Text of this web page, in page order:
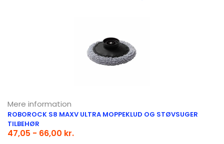
Mere information
ROBOROCK S8 MAXV ULTRA MOPPEKLUD OG STØVSUGER
TILBEHØR
47,05 - 66,00 kr.